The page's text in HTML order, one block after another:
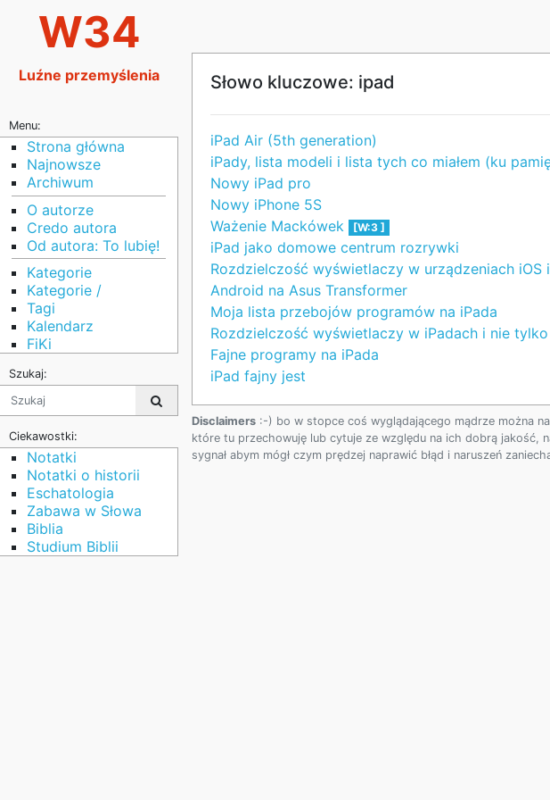
W34
Luźne przemyślenia
Menu:
Strona główna
Najnowsze
Archiwum
O autorze
Credo autora
Od autora: To lubię!
Kategorie
Kategorie /
Tagi
Kalendarz
FiKi
Szukaj:
Ciekawostki:
Notatki
Notatki o historii
Eschatologia
Zabawa w Słowa
Biblia
Studium Biblii
Słowo kluczowe: ipad
iPad Air (5th generation)
iPady, lista modeli i lista tych co miałem (ku
Nowy iPad pro
Nowy iPhone 5S
Ważenie Mackówek [W:3 ]
iPad jako domowe centrum rozrywki
Rozdzielczość wyświetlaczy w urządzeniach iOS
Android na Asus Transformer
Moja lista przebojów programów na iPada
Rozdzielczość wyświetlaczy w iPadach i nie
Fajne programy na iPada
iPad fajny jest
Disclaimers :-) bo w stopce coś wyglądającego mądrze można
które tu przechowuję lub cytuje ze względu na ich dobrą jakość,
sygnał abym mógł czym prędzej naprawić błąd i naruszeń